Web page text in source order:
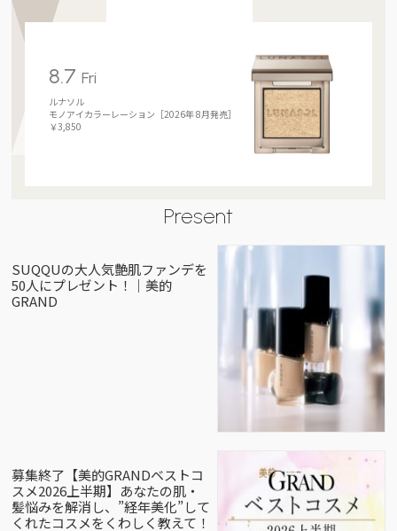
8.7Fri
ルナソル
モノアイカラーレーション［2026年 8月発売］
￥3,850
Present
SUQQUの大人気艶肌ファンデを
50人にプレゼント！｜美的
GRAND
募集終了【美的GRANDベストコ
スメ2026上半期】あなたの肌・
髪悩みを解消し、”経年美化”して
くれたコスメをくわしく教えて！